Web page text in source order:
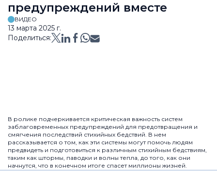
предупреждений вместе
ВИДЕО
13 марта 2025 г.
Поделиться:
В ролике подчеркивается критическая важность систем
заблаговременных предупреждений для предотвращения и
смягчения последствий стихийных бедствий. В нем
рассказывается о том, как эти системы могут помочь людям
предвидеть и подготовиться к различным стихийным бедствиям,
таким как штормы, паводки и волны тепла, до того, как они
начнутся, что в конечном итоге спасет миллионы жизней.